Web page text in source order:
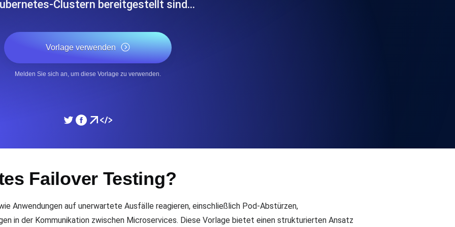
und Leistung mithilfe des
Überwachen Sie die Geschwindigkeit und Funktionalität der API
SSL Monitoring
Kostenlos starten.
aus 26 Regionen. Monitoring as Code
Monitore als YAML, JS und MCP
Clustern bereitgestellt sind…
Vorlage verwenden
Melden Sie sich an, um diese Vorlage zu verwenden.
Failover Testing?
Anwendungen auf unerwartete Ausfälle reagieren, einschließlich Pod-Abstürzen,
in der Kommunikation zwischen Microservices. Diese Vorlage bietet einen strukturierten Ansatz